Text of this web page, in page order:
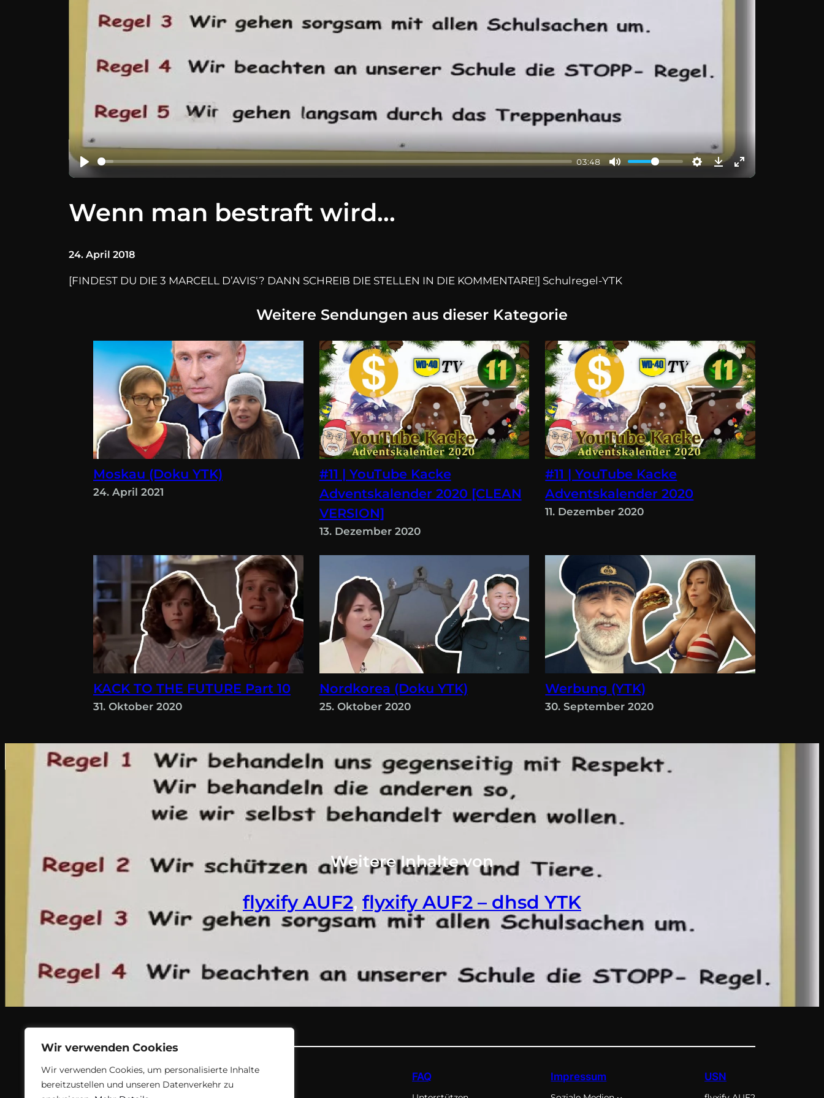
Wir verwenden Cookies
Wir verwenden Cookies, um personalisierte Inhalte
bereitzustellen und unseren Datenverkehr zu
03:48
Wenn man bestraft wird…
24. April 2018
[FINDEST DU DIE 3 MARCELL D’AVIS‘? DANN SCHREIB DIE STELLEN IN DIE KOMMENTARE!] Schulregel-YTK
Weitere Sendungen aus dieser Kategorie
Moskau (Doku YTK)
24. April 2021
#11 | YouTube Kacke
Adventskalender 2020 [CLEAN
VERSION]
13. Dezember 2020
#11 | YouTube Kacke
Adventskalender 2020
11. Dezember 2020
KACK TO THE FUTURE Part 10
31. Oktober 2020
Nordkorea (Doku YTK)
25. Oktober 2020
Werbung (YTK)
30. September 2020
Weitere Inhalte von
flyxify AUF2, flyxify AUF2 – dhsd YTK
FAQ Impressum USN